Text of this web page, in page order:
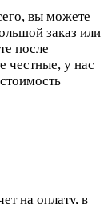
вы можете
заказ или
после
честные, у нас
на оплату, в